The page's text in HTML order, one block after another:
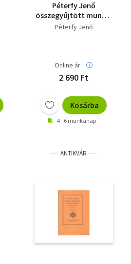
Péterfy Jenő
összegyűjtött munkái
III.
Péterfy Jenő
Online ár:
2 690 Ft
Kosárba
4 - 6 munkanap
ANTIKVÁR